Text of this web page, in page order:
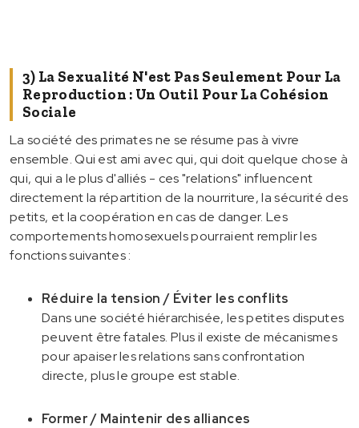
3) La Sexualité N'est Pas Seulement Pour La
Reproduction : Un Outil Pour La Cohésion
Sociale
La société des primates ne se résume pas à vivre
ensemble. Qui est ami avec qui, qui doit quelque chose à
qui, qui a le plus d'alliés - ces "relations" influencent
directement la répartition de la nourriture, la sécurité des
petits, et la coopération en cas de danger. Les
comportements homosexuels pourraient remplir les
fonctions suivantes :
Réduire la tension / Éviter les conflits
Dans une société hiérarchisée, les petites disputes
peuvent être fatales. Plus il existe de mécanismes
pour apaiser les relations sans confrontation
directe, plus le groupe est stable.
Former / Maintenir des alliances